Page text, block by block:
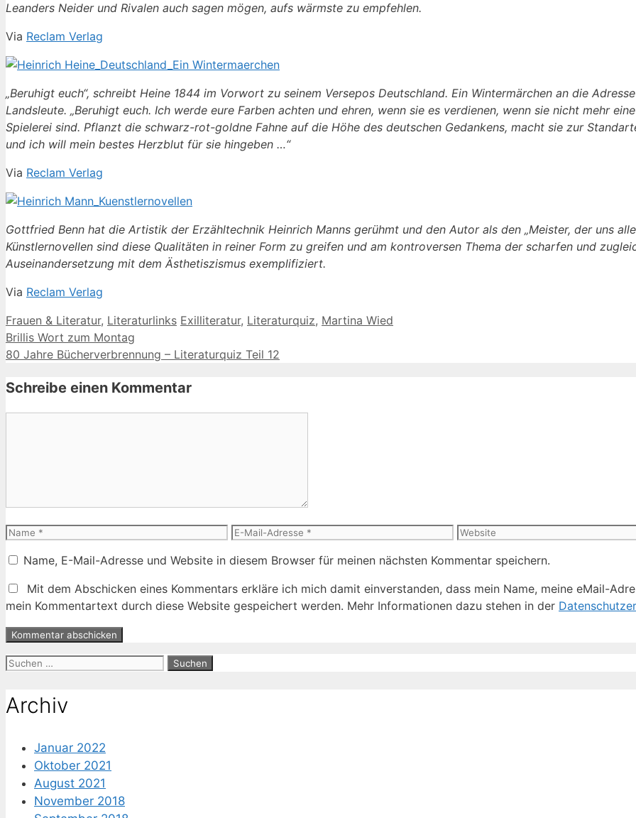
Leanders Neider und Rivalen auch sagen mögen, aufs wärmste zu empfehlen.
Via Reclam Verlag
„Beruhigt euch“, schreibt Heine 1844 im Vorwort zu seinem Versepos Deutschland. Ein Wintermärchen an die
Landsleute. „Beruhigt euch. Ich werde eure Farben achten und ehren, wenn sie es verdienen, wenn sie nicht mehr
Spielerei sind. Pflanzt die schwarz-rot-goldne Fahne auf die Höhe des deutschen Gedankens, macht sie zur
und ich will mein bestes Herzblut für sie hingeben …“
Via Reclam Verlag
Gottfried Benn hat die Artistik der Erzähltechnik Heinrich Manns gerühmt und den Autor als den „Meister, der uns
Künstlernovellen sind diese Qualitäten in reiner Form zu greifen und am kontroversen Thema der scharfen und
Auseinandersetzung mit dem Ästhetiszismus exemplifiziert.
Via Reclam Verlag
Kategorien
Frauen & Literatur, Literaturlinks Schlagwörter
Exilliteratur, Literaturquiz, Martina Wied
Brillis Wort zum Montag
80 Jahre Bücherverbrennung – Literaturquiz Teil 12
Schreibe einen Kommentar
Name
E-
Adresse
Website
Name, E-Mail-Adresse und Website in diesem Browser für meinen nächsten Kommentar speichern.
Mit dem Abschicken eines Kommentars erkläre ich mich damit einverstanden, dass mein Name, meine eMail-
mein Kommentartext durch diese Website gespeichert werden. Mehr Informationen dazu stehen in der
Suche
Archiv
Januar 2022
Oktober 2021
August 2021
November 2018